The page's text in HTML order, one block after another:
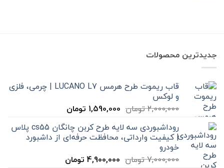
جدیدترین محصولات
قاب ریموت طرح هرمس LUCANO L7 | چرمی، فلزی
و لوکس
2,000,000تومان قیمت
2,000,000 تومان
بود.
1,590,000 تومانقیمت
1,590,000 تومان
است.
روداشبوردی سه‌ لایه طرح کربن چانگان cs55 پلاس
| کیفیت وارداتی، محافظت حرفه‌ای از داشبورد
خودرو
7,000,000تومان قیمت
4,900,000 تومانقیمت